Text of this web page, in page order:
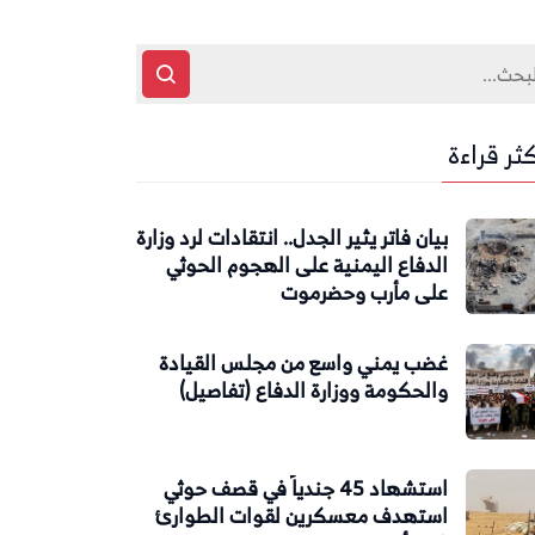
قراءة
بيان فاتر يثير الجدل.. انتقادات لرد وزارة
الدفاع اليمنية على الهجوم الحوثي
على مأرب وحضرموت
غضب يمني واسع من مجلس القيادة
والحكومة ووزارة الدفاع (تفاصيل)
استشهاد 45 جندياً في قصف حوثي
استهدف معسكرين لقوات الطوارئ